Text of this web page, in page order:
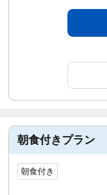
朝食付きプラン
朝食付き